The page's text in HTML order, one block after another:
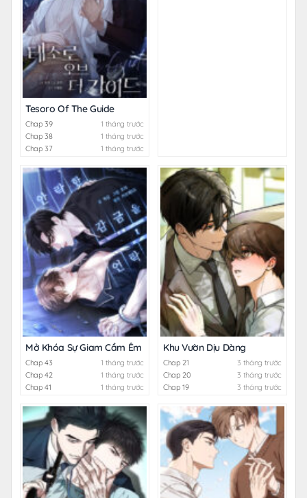
Tesoro Of The Guide
Chap 39
1 tháng trước
Chap 38
1 tháng trước
Chap 37
1 tháng trước
Mở Khóa Sự Giam Cầm Êm Ái
Chap 43
1 tháng trước
Chap 42
1 tháng trước
Chap 41
1 tháng trước
Khu Vườn Dịu Dàng
Chap 21
3 tháng trước
Chap 20
3 tháng trước
Chap 19
3 tháng trước